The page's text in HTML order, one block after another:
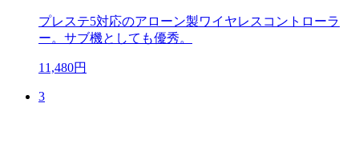
プレステ5対応のアローン製ワイヤレスコントローラ
ー。サブ機としても優秀。
11,480円
3